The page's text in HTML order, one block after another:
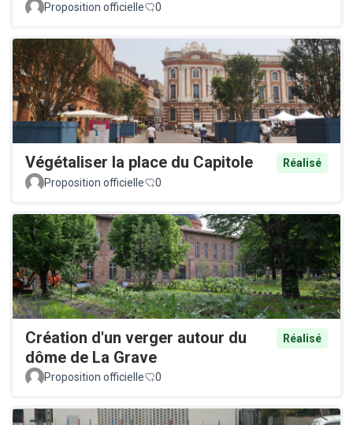
Proposition officielle 0
Végétaliser la place du Capitole
Réalisé
Proposition officielle
0
Création d'un verger autour du
dôme de La Grave
Réalisé
Proposition officielle 0